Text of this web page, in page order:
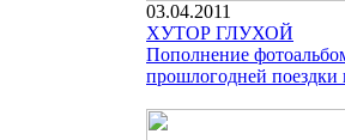
03.04.2011
ХУТОР ГЛУХОЙ
Пополнение
прошлогодней поездки